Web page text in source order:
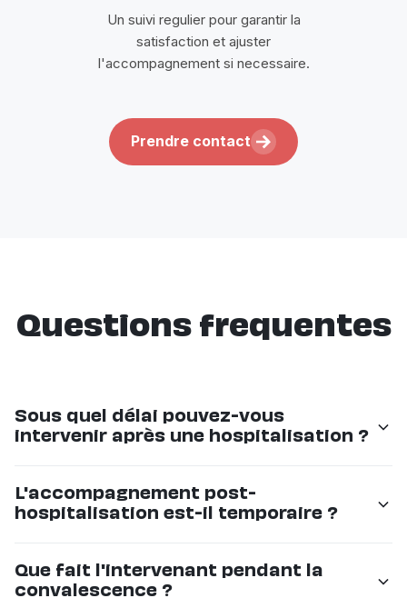
Un suivi regulier pour garantir la
satisfaction et ajuster
l'accompagnement si necessaire.
Prendre contact
Questions frequentes
Sous quel délai pouvez-vous
intervenir après une hospitalisation ?
en 24 à 48 heures. En cas d'urgence, nous faisons
notre possible pour intervenir le jour même.
L'accompagnement post-
hospitalisation est-il temporaire ?
semaines) le temps de la convalescence. Si les
Que fait l'intervenant pendant la
convalescence ?